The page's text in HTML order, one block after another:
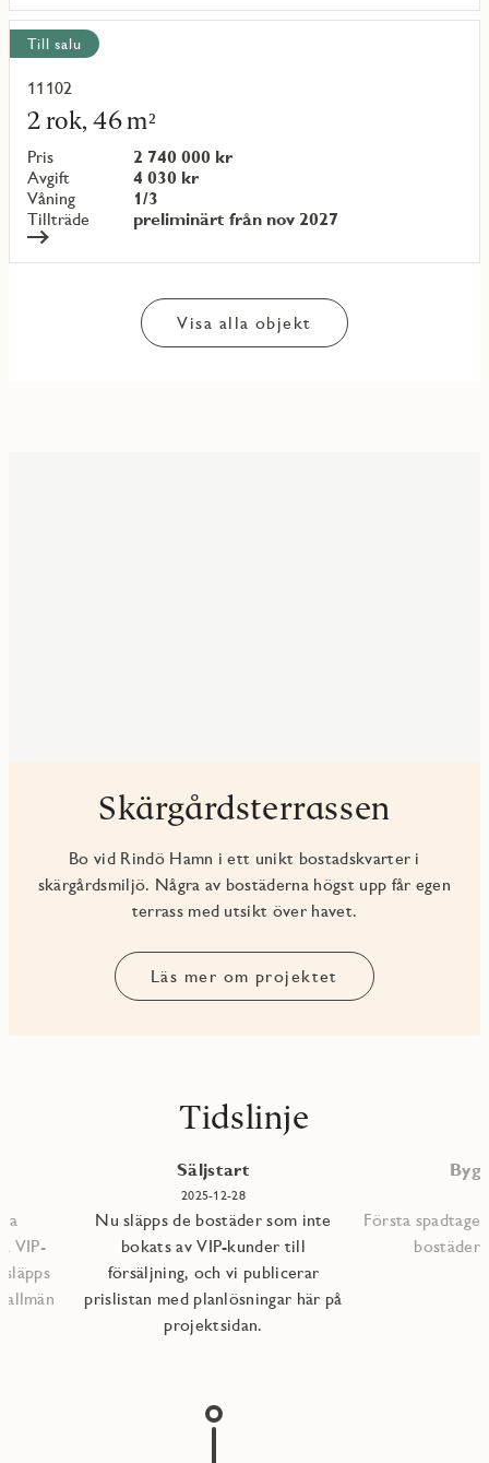
Till salu
11102
2 rok, 46 m²
Pris
2 740 000 kr
Avgift
4 030 kr
Våning
1/3
Tillträde
preliminärt från nov 2027
Läs
mer
om
objekt
{objectNumber}
Visa alla objekt
Skärgårdsterrassen
Bo vid Rindö Hamn i ett unikt bostadskvarter i
skärgårdsmiljö. Några av bostäderna högst upp får egen
terrass med utsikt över havet.
Läs mer om projektet
Tidslinje
VIP-
Säljstart
2025-12-28
Nu släpps de bostäder som inte
bokats av VIP-kunder till
försäljning, och vi publicerar
prislistan med planlösningar här på
projektsidan.
Första